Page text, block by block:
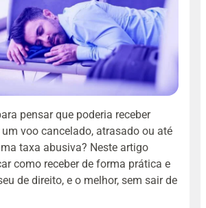
pensar que poderia receber
voo cancelado, atrasado ou até
taxa abusiva? Neste artigo
como receber de forma prática e
de direito, e o melhor, sem sair de